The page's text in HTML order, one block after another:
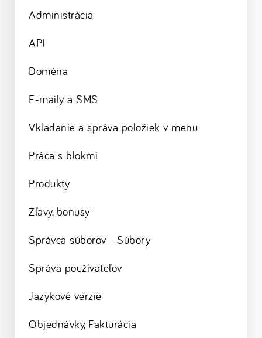
Administrácia
API
Doména
E-maily a SMS
Vkladanie a správa položiek v menu
Práca s blokmi
Produkty
Zľavy, bonusy
Správca súborov - Súbory
Správa používateľov
Jazykové verzie
Objednávky, Fakturácia